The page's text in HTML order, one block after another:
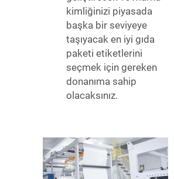
kimliğinizi piyasada
başka bir seviyeye
taşıyacak en iyi gıda
paketi etiketlerini
seçmek için gereken
donanıma sahip
olacaksınız.